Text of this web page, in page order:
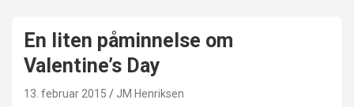
En liten påminnelse om
Valentine’s Day
13. februar 2015 JM Henriksen